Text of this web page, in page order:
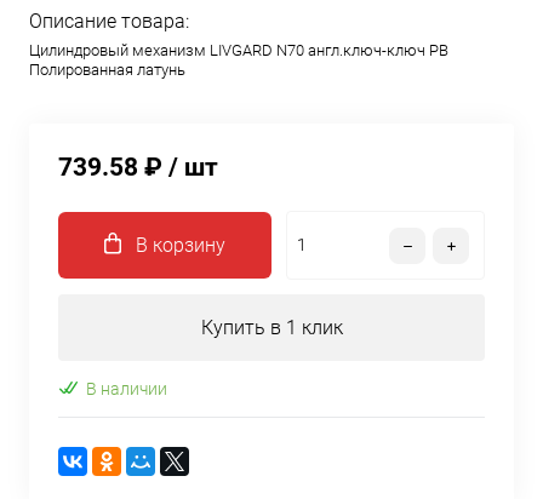
Описание товара:
Цилиндровый механизм LIVGARD N70 англ.ключ-ключ PB
Полированная латунь
739.58 ₽ / шт
В корзину
Купить в 1 клик
В наличии